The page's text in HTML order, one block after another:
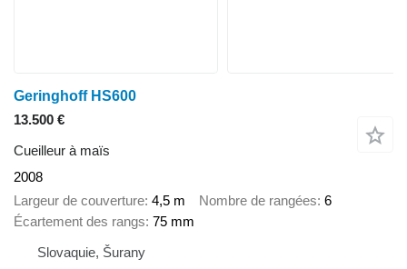
Geringhoff HS600
13.500 €
Cueilleur à maïs
2008
Largeur de couverture 4,5 m Nombre de rangées 6
Écartement des rangs 75 mm
Slovaquie, Šurany